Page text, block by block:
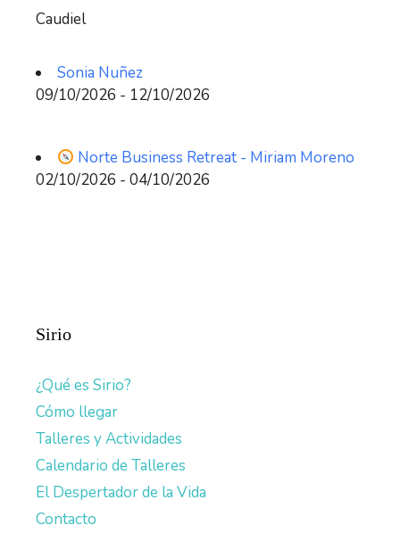
Caudiel
Sonia Nuñez
09/10/2026 - 12/10/2026
Norte Business Retreat - Miriam Moreno
02/10/2026 - 04/10/2026
Sirio
¿Qué es Sirio?
Cómo llegar
Talleres y Actividades
Calendario de Talleres
El Despertador de la Vida
Contacto